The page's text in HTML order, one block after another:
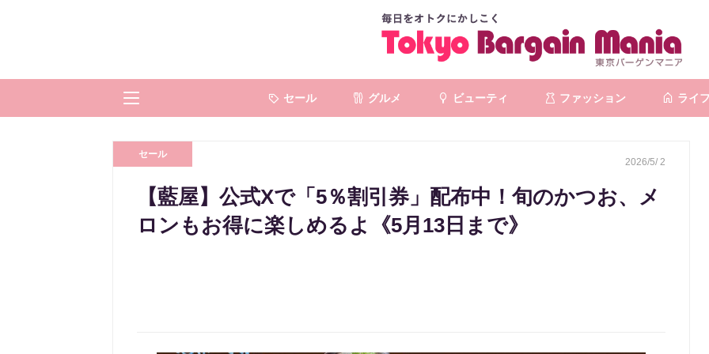
セール グルメ ビューティ ファッション ライフ
セール
2026/5/ 2
【藍屋】公式Xで「5％割引券」配布中！旬のかつお、メ
ロンもお得に楽しめるよ《5月13日まで》